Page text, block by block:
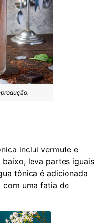
inclui vermute e
leva partes iguais
tônica é adicionada
uma fatia de